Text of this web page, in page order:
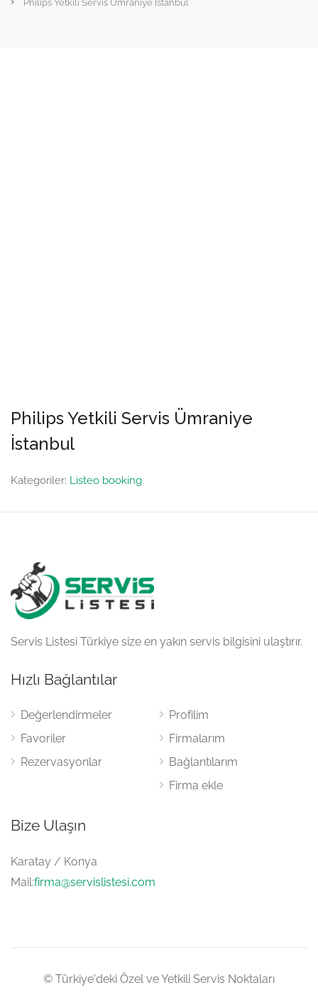
Philips Yetkili Servis Ümraniye İstanbul
Philips Yetkili Servis Ümraniye
İstanbul
Kategoriler: Listeo booking
Servis Listesi Türkiye size en yakın servis bilgisini ulaştırır.
Hızlı Bağlantılar
Değerlendirmeler
Favoriler
Rezervasyonlar
Profilim
Firmalarım
Bağlantılarım
Firma ekle
Bize Ulaşın
Karatay / Konya
Mail:firma@servislistesi.com
© Türkiye'deki Özel ve Yetkili Servis Noktaları